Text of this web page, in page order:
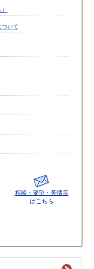
ついて
相談・要望・苦情等
はこちら